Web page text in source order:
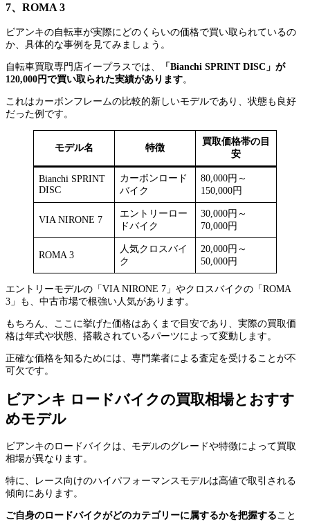
7、ROMA 3
ビアンキの自転車が実際にどのくらいの価格で買い取られているの
か、具体的な事例を見てみましょう。
自転車買取専門店イープラスでは、
「Bianchi SPRINT DISC」が
120,000円で買い取られた実績があります。
これはカーボンフレームの比較的新しいモデルであり、状態も良好
だった例です。
モデル名 特徴
買取価格帯の目
安
Bianchi SPRINT
DISC
カーボンロード
バイク
80,000円～
150,000円
VIA NIRONE 7
エントリーロー
ドバイク
30,000円～
70,000円
ROMA 3
人気クロスバイ
ク
20,000円～
50,000円
エントリーモデルの「VIA NIRONE 7」やクロスバイクの「ROMA
3」も、中古市場で根強い人気があります。
もちろん、ここに挙げた価格はあくまで目安であり、実際の買取価
格は年式や状態、搭載されているパーツによって変動します。
正確な価格を知るためには、専門業者による査定を受けることが不
可欠です。
ビアンキ ロードバイクの買取相場とおすす
めモデル
ビアンキのロードバイクは、モデルのグレードや特徴によって買取
相場が異なります。
特に、レース向けのハイパフォーマンスモデルは高値で取引される
傾向にあります。
ご自身のロードバイクがどのカテゴリーに属するかを把握すること